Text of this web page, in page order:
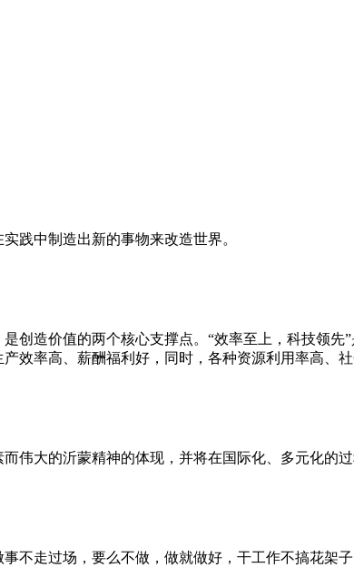
践中制造出新的事物来改造世界。
创造价值的两个核心支撑点。“效率至上，科技领
效率高、薪酬福利好，同时，各种资源利用率高、社
伟大的沂蒙精神的体现，并将在国际化、多元化的
不走过场，要么不做，做就做好，干工作不搞花架子